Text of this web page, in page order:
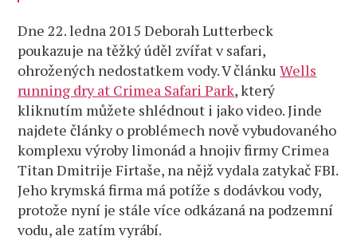
Dne 22. ledna 2015 Deborah Lutterbeck
poukazuje na těžký úděl zvířat v safari,
ohrožených nedostatkem vody. V článkuWells
running dry at Crimea Safari Park, který
kliknutím můžete shlédnout i jako video. Jinde
najdete články o problémech nově vybudovaného
komplexu výroby limonád a hnojiv firmy Crimea
Titan Dmitrije Firtaše, na nějž vydala zatykač FBI.
Jeho krymská firma má potíže s dodávkou vody,
protože nyní je stále více odkázaná na podzemní
vodu, ale zatím vyrábí.